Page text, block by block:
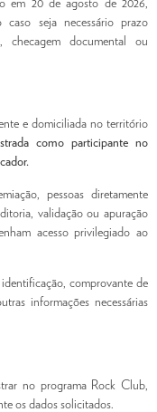
em 20 de agosto de 2026,
seja necessário prazo
checagem documental ou
e domiciliada no território
como participante no
pessoas diretamente
validação ou apuração
acesso privilegiado ao
comprovante de
informações necessárias
no programa Rock Club,
os dados solicitados.